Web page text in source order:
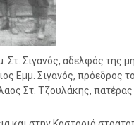
Στ. Σιγανός, αδελφός της
Εμμ. Σιγανός, πρόεδρος
Στ. Τζουλάκης,